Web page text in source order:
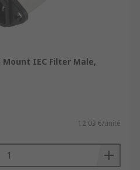
Mount IEC Filter Male,
12,03 €/unité